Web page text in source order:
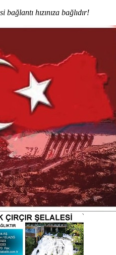
bağlantı hızınıza bağlıdır!